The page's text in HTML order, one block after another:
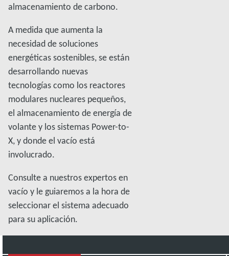
almacenamiento de carbono.
A medida que aumenta la
necesidad de soluciones
energéticas sostenibles, se están
desarrollando nuevas
tecnologías como los reactores
modulares nucleares pequeños,
el almacenamiento de energía de
volante y los sistemas Power-to-
X, y donde el vacío está
involucrado.
Consulte a nuestros expertos en
vacío y le guiaremos a la hora de
seleccionar el sistema adecuado
para su aplicación.